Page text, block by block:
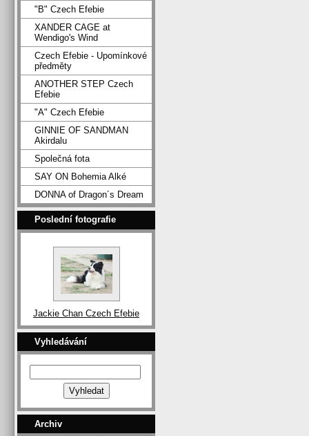
"B" Czech Efebie
XANDER CAGE at
Wendigo's Wind
Czech Efebie - Upomínkové
předměty
ANOTHER STEP Czech
Efebie
"A" Czech Efebie
GINNIE OF SANDMAN
Akirdalu
Společná fota
SAY ON Bohemia Alké
DONNA of Dragon´s Dream
Poslední fotografie
Jackie Chan Czech Efebie
Vyhledávání
Archiv